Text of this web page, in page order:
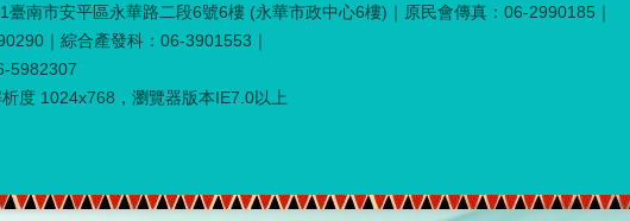
臺南市安平區永華路二段6號6樓 (永華市政中心6樓)｜原民會傳真：06-2990185｜
｜綜合產發科：06-3901553｜
5982307
度 1024x768，瀏覽器版本IE7.0以上